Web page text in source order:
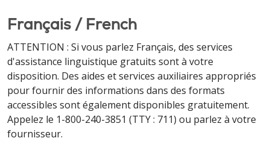
Français / French
ATTENTION : Si vous parlez Français, des services
d'assistance linguistique gratuits sont à votre
disposition. Des aides et services auxiliaires appropriés
pour fournir des informations dans des formats
accessibles sont également disponibles gratuitement.
Appelez le 1-800-240-3851 (TTY : 711) ou parlez à votre
fournisseur.